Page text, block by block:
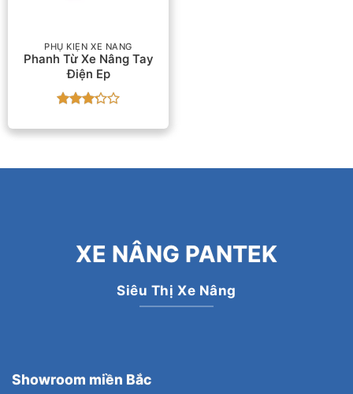
PHỤ KIỆN XE NÂNG
Phanh Từ Xe Nâng Tay
Điện Ep
xếp
sao
XE NÂNG PANTEK
Siêu Thị Xe Nâng
Showroom miền Bắc